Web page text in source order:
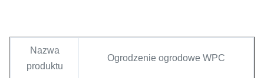
Nazwa
produktu
Ogrodzenie ogrodowe WPC